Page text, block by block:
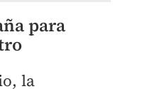
para
la